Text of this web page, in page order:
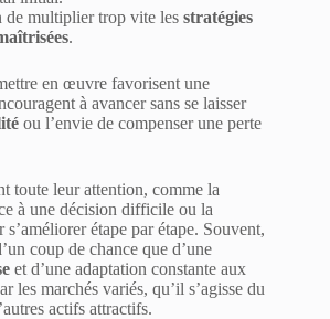
de multiplier trop vite les stratégies
.
en œuvre favorisent une
à avancer sans se laisser
ou l’envie de compenser une perte
toute leur attention, comme la
à une décision difficile ou la
s’améliorer étape par étape. Souvent,
coup de chance que d’une
et d’une adaptation constante aux
les marchés variés, qu’il s’agisse du
actifs attractifs.